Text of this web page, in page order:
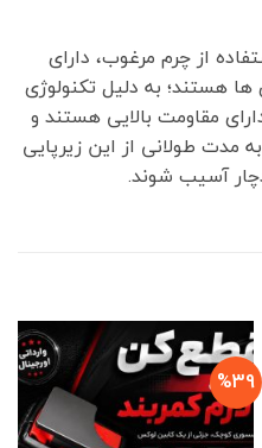
استفاده از چرم مرغوب، دارای
هستند؛ به دلیل تکنولوژی
مقاومت بالایی هستند و
مدت طولانی از این زیرپایی
آسیب شوند.
%39